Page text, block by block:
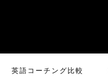
英語コーチング比較